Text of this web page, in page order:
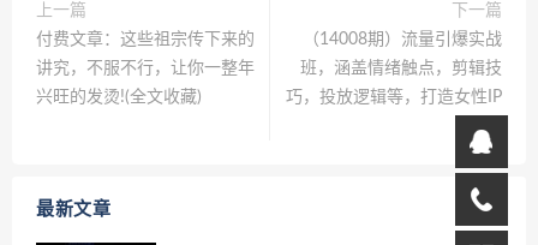
上一篇
付费文章：这些祖宗传下来的
讲究，不服不行，让你一整年
兴旺的发烫!(全文收藏)
下一篇
（14008期）流量引爆实战
班，涵盖情绪触点，剪辑技
巧，投放逻辑等，打造女性IP
最新文章